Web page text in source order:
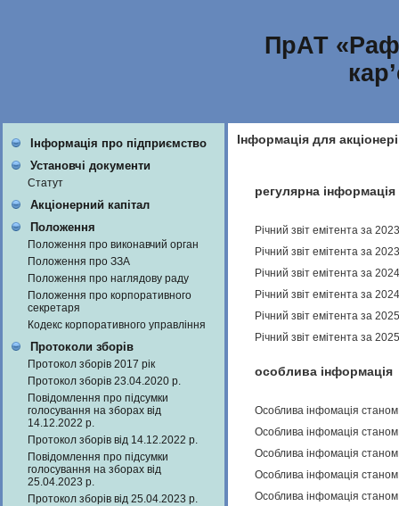
ПрАТ
Інформація про підприємство
Установчі документи
Статут
Акціонерний капітал
Положення
Положення про виконавчий орган
Положення про ЗЗА
Положення про наглядову раду
Положення про корпоративного
секретаря
Кодекс корпоративного управління
Протоколи зборів
Протокол зборів 2017 рік
Протокол зборів 23.04.2020 р.
Повідомлення про підсумки
голосування на зборах від
14.12.2022 р.
Протокол зборів від 14.12.2022 р.
Повідомлення про підсумки
голосування на зборах від
25.04.2023 р.
Протокол зборів від 25.04.2023 р.
Інформація для
регулярна інформація
Річний звіт емітента за
Річний звіт емітента за
Річний звіт емітента за
Річний звіт емітента за
Річний звіт емітента за
Річний звіт емітента за
особлива інформація
Особлива інфомація
Особлива інфомація
Особлива інфомація
Особлива інфомація
Особлива інфомація